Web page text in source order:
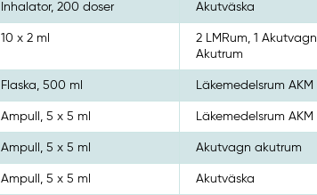
Inhalator, 200 doser Akutväska
10 x 2 ml
2 LMRum, 1 Akutvagn
Akutrum
Flaska, 500 ml Läkemedelsrum AKM
Ampull, 5 x 5 ml Läkemedelsrum AKM
Ampull, 5 x 5 ml Akutvagn akutrum
Ampull, 5 x 5 ml Akutväska